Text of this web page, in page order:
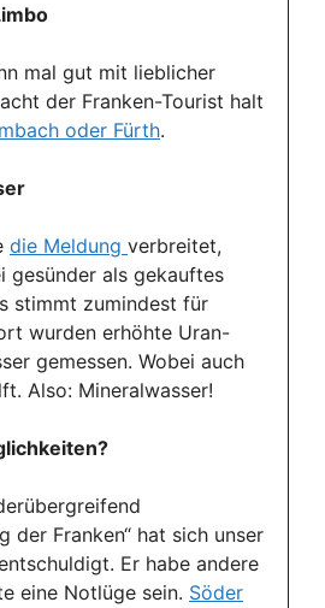
mal gut mit lieblicher
der Franken-Tourist halt
oder Fürth.
die Meldung verbreitet,
gesünder als gekauftes
stimmt zumindest für
wurden erhöhte Uran-
gemessen. Wobei auch
Also: Mineralwasser!
der Franken“ hat sich unser
Er habe andere
eine Notlüge sein. Söder